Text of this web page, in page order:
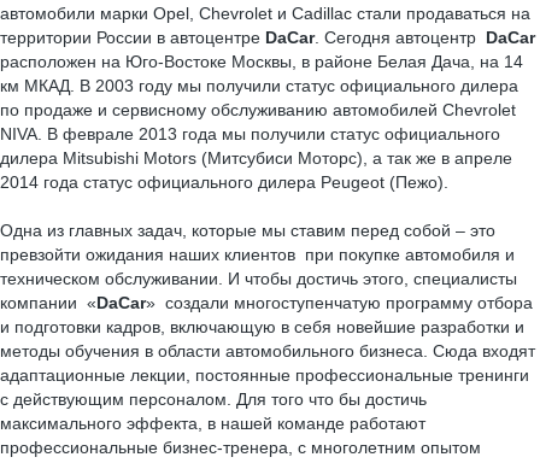
автомобили марки Opel, Chevrolet и Cadillac стали продаваться на
территории России в автоцентре DaCar. Сегодня автоцентр DaCar
расположен на Юго-Востоке Москвы, в районе Белая Дача, на 14
км МКАД. В 2003 году мы получили статус официального дилера
по продаже и сервисному обслуживанию автомобилей Chevrolet
NIVA. В феврале 2013 года мы получили статус официального
дилера Mitsubishi Motors (Митсубиси Моторс), а так же в апреле
2014 года статус официального дилера Peugeot (Пежо).
Одна из главных задач, которые мы ставим перед собой – это
превзойти ожидания наших клиентов при покупке автомобиля и
техническом обслуживании. И чтобы достичь этого, специалисты
компании «DaCar» создали многоступенчатую программу отбора
и подготовки кадров, включающую в себя новейшие разработки и
методы обучения в области автомобильного бизнеса. Сюда входят
адаптационные лекции, постоянные профессиональные тренинги
с действующим персоналом. Для того что бы достичь
максимального эффекта, в нашей команде работают
профессиональные бизнес-тренера, с многолетним опытом